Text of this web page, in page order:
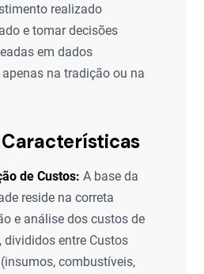
realizado
e tomar decisões
em dados
na tradição ou na
de Custos: A base da
reside na correta
e análise dos custos de
divididos entre Custos
combustíveis,